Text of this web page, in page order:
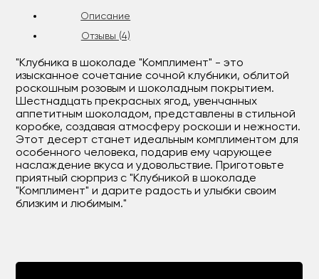
Описание
Отзывы (4)
"Клубника в шоколаде "Комплимент" - это
изысканное сочетание сочной клубники, облитой
роскошным розовым и шоколадным покрытием.
Шестнадцать прекрасных ягод, увенчанных
аппетитным шоколадом, представлены в стильной
коробке, создавая атмосферу роскоши и нежности.
Этот десерт станет идеальным комплиментом для
особенного человека, подарив ему чарующее
наслаждение вкуса и удовольствие. Приготовьте
приятный сюрприз с "Клубникой в шоколаде
"Комплимент" и дарите радость и улыбки своим
близким и любимым."